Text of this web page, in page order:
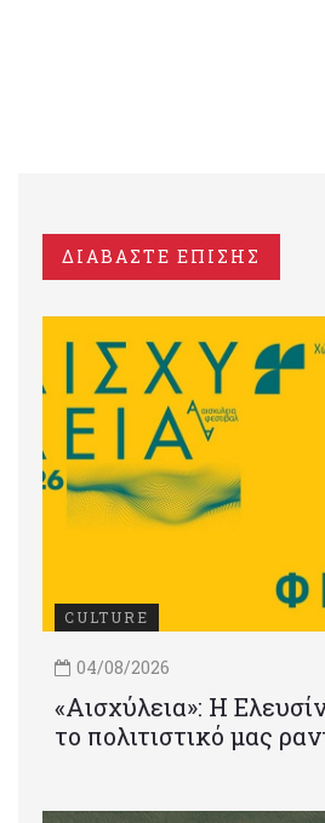
ΔΙΑΒΑΣΤΕ ΕΠΙΣΗΣ
CULTURE
04/08/2026
«Αισχύλεια»: Η
το πολιτιστικό μας